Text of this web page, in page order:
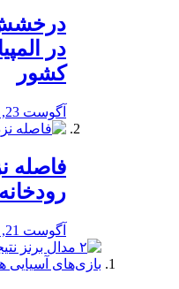
درخشش
در
کشور
آگوست 23, 2019
️فاصله
آگوست 21, 2019